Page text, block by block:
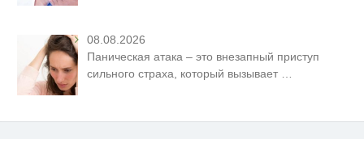
08.08.2026
Паническая атака – это внезапный приступ
сильного страха, который вызывает